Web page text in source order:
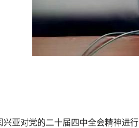
兴亚对党的二十届四中全会精神进